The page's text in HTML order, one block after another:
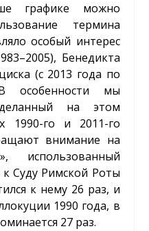
графике можно
термина
особый интерес
Бенедикта
(с 2013 года по
особенности мы
на этом
1990-го и 2011-го
внимание на
использованный
Суду Римской Роты
к нему 26 раз, и
1990 года, в
27 раз.